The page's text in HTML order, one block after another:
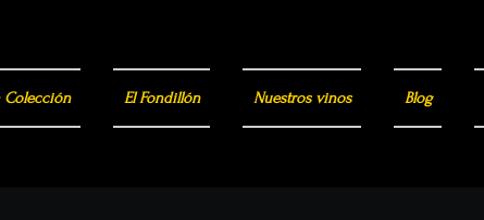
Colección El Fondillón Nuestros vinos Blog